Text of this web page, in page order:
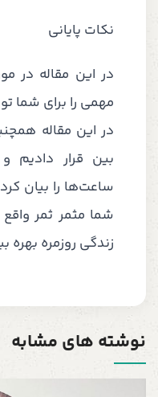
نکات پایانی
در این مقاله در
مهمی را برای شما
در این مقاله
بین قرار دادیم
ساعت‌ها را بیان
شما مثمر ثمر
زندگی روزمره بهره
نوشته های مشابه